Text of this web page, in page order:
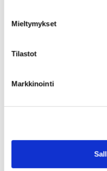
Mieltymykset
Tilastot
Markkinointi